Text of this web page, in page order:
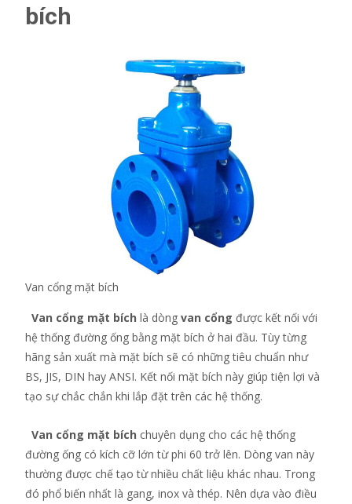
bích
Van cổng mặt bích
Van cổng mặt bích là dòng van cổng được kết nối với
hệ thống đường ống bằng mặt bích ở hai đầu. Tùy từng
hãng sản xuất mà mặt bích sẽ có những tiêu chuẩn như
BS, JIS, DIN hay ANSI. Kết nối mặt bích này giúp tiện lợi và
tạo sự chắc chắn khi lắp đặt trên các hệ thống.
Van cổng mặt bích chuyên dụng cho các hệ thống
đường ống có kích cỡ lớn từ phi 60 trở lên. Dòng van này
thường được chế tạo từ nhiều chất liệu khác nhau. Trong
đó phổ biến nhất là gang, inox và thép. Nên dựa vào điều